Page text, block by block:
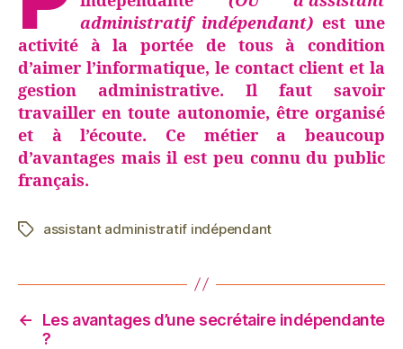
administratif indépendant) est une
activité à la portée de tous à condition
d’aimer l’informatique, le contact client et la
gestion administrative. Il faut savoir
travailler en toute autonomie, être organisé
et à l’écoute. Ce métier a beaucoup
d’avantages mais il est peu connu du public
français.
Étiquettes
assistant administratif indépendant
←
Les avantages d’une secrétaire indépendante
?